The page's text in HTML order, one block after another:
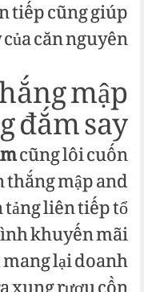
tiếp cũng giúp
căn nguyên.
mập
say
cũng lôi cuốn
mập and
liên tiếp tổ
khuyến mãi
lại doanh